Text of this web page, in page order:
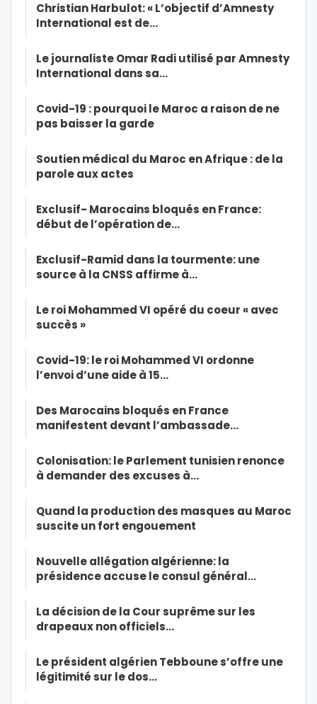
Christian Harbulot: « L’objectif d’Amnesty
International est de…
Le journaliste Omar Radi utilisé par Amnesty
International dans sa…
Covid-19 : pourquoi le Maroc a raison de ne
pas baisser la garde
Soutien médical du Maroc en Afrique : de la
parole aux actes
Exclusif- Marocains bloqués en France:
début de l’opération de…
Exclusif-Ramid dans la tourmente: une
source à la CNSS affirme à…
Le roi Mohammed VI opéré du coeur « avec
succès »
Covid-19: le roi Mohammed VI ordonne
l’envoi d’une aide à 15…
Des Marocains bloqués en France
manifestent devant l’ambassade…
Colonisation: le Parlement tunisien renonce
à demander des excuses à…
Quand la production des masques au Maroc
suscite un fort engouement
Nouvelle allégation algérienne: la
présidence accuse le consul général…
La décision de la Cour suprême sur les
drapeaux non officiels…
Le président algérien Tebboune s’offre une
légitimité sur le dos…